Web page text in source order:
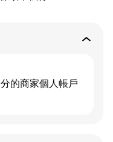
的商家個人帳戶